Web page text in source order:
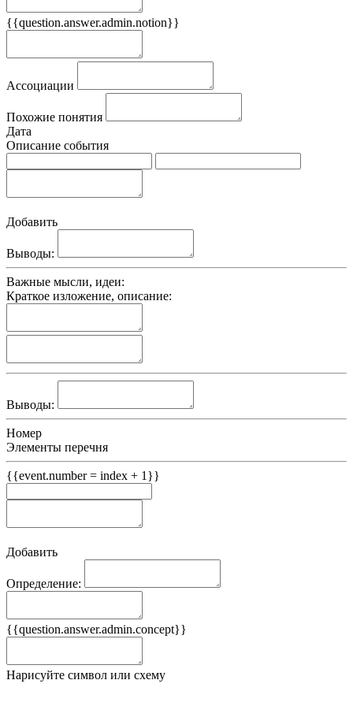
{{question.answer.admin.notion}}
Ассоциации
Похожие понятия
Дата
Описание события
Добавить
Выводы:
Важные мысли, идеи:
Краткое изложение, описание:
Выводы:
Номер
Элементы перечня
{{event.number = index + 1}}
Добавить
Определение:
{{question.answer.admin.concept}}
Нарисуйте символ или схему